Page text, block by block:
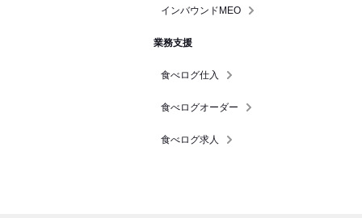
インバウンドMEO
業務支援
食べログ仕入
食べログオーダー
食べログ求人